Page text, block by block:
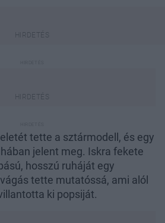
tette a sztármodell, és egy
jelent meg. Iskra fekete
hosszú ruháját egy
tette mutatóssá, ami alól
ki popsiját.